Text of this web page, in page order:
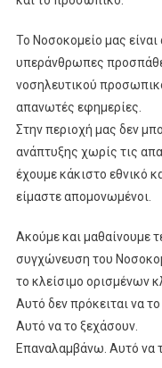
Το Νοσοκομείο μας
υπεράνθρωπες
νοσηλευτικού
απανωτές εφημερίες.
Στην περιοχή μας δεν
ανάπτυξης χωρίς τις
έχουμε κάκιστο εθνικό
είμαστε απομονωμένοι.
Ακούμε και μαθαίνουμε
συγχώνευση του
το κλείσιμο ορισμένων
Αυτό δεν πρόκειται να
Αυτό να το ξεχάσουν.
Επαναλαμβάνω. Αυτό να